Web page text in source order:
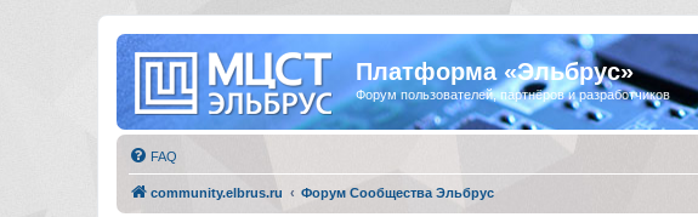
Платформа «Эльбрус»
Форум пользователей, партнёров и разработчиков
FAQ
community.elbrus.ru Форум Сообщества Эльбрус